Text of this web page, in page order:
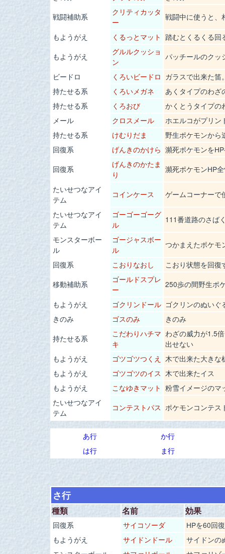
戦闘補助系
クリティカッタ
ー
戦闘中に使うと、
もようがえ
くるっとマット 踏むとくるくる回
もようがえ
グルルクッショ
ン
パッチールのクッ
ビードロ
くろいビードロ ガラスで出来た笛
持たせる系
くろいメガネ
あくタイプのわざ
持たせる系
くろおび
かくとうタイプの
メール
クロスメール
ホエルコがプリン
持たせる系
けむりだま
野生ポケモンから
回復系
げんきのかけら 瀕死ポケモンを
回復系
げんきのかたま
り
瀕死ポケモンHP
たいせつなアイ
テム
コインケース
ゲームコーナーで
たいせつなアイ
テム
ゴーゴーゴーグ
ル
111番道路のさば
モンスターボー
ル
ゴージャスボー
ル
つかまえたポケモ
回復系
こおりなおし
こおり状態を回復
移動補助系
ゴールドスプレ
ー
250歩の間野生ポ
もようがえ
ゴクリンドール ゴクリンのぬいぐ
きのみ
ゴスのみ
きのみ
持たせる系
こだわりハチマ
キ
わざの威力が1.5
出せない
もようがえ
ゴツゴツつくえ
木で出来た大きな
もようがえ
ゴツゴツのイス 木で出来たイス
もようがえ
こなゆきマット 粉雪イメージのマ
たいせつなアイ
テム
コンテストパス ポケモンコンテス
あ行
か行
は行
ま行
さ行
種類 名前 効果
回復系 サイコソーダ
HPを60回復
もようがえ
サイドンドール
サイドンの